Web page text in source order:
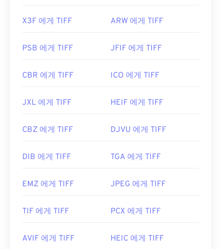
X3F 에게 TIFF ARW 에게 TIFF
PSB 에게 TIFF JFIF 에게 TIFF
CBR 에게 TIFF ICO 에게 TIFF
JXL 에게 TIFF HEIF 에게 TIFF
CBZ 에게 TIFF DJVU 에게 TIFF
DIB 에게 TIFF TGA 에게 TIFF
EMZ 에게 TIFF JPEG 에게 TIFF
TIF 에게 TIFF PCX 에게 TIFF
AVIF 에게 TIFF HEIC 에게 TIFF